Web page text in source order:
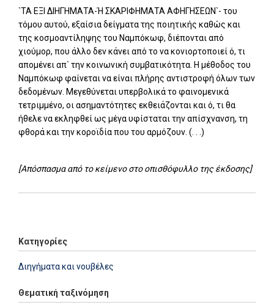
`ΤΑ ΕΞΙ ΔΙΗΓΗΜΑΤΑ-Ή ΣΚΑΡΙΦΗΜΑΤΑ ΑΦΗΓΗΣΕΩΝ`- του
τόμου αυτού, εξαίσια δείγματα της ποιητικής καθώς και
της κοσμοαντίληψης του Ναμπόκωφ, διέπονται από
χιούμορ, που άλλο δεν κάνει από το να κονιορτοποιεί ό, τι
απομένει απ` την κοινωνική συμβατικότητα. Η μέθοδος του
Ναμπόκωφ φαίνεται να είναι πλήρης αντιστροφή όλων των
δεδομένων. Μεγεθύνεται υπερβολικά το φαινομενικά
τετριμμένο, οι ασημαντότητες εκθειάζονται και ό, τι θα
ήθελε να εκληφθεί ως μέγα υφίσταται την απίσχνανση, τη
φθορά και την κοροϊδία που του αρμόζουν. (. . .)
[Απόσπασμα από το κείμενο στο οπισθόφυλλο της έκδοσης]
Κατηγορίες
Διηγήματα και νουβέλες
Θεματική ταξινόμηση